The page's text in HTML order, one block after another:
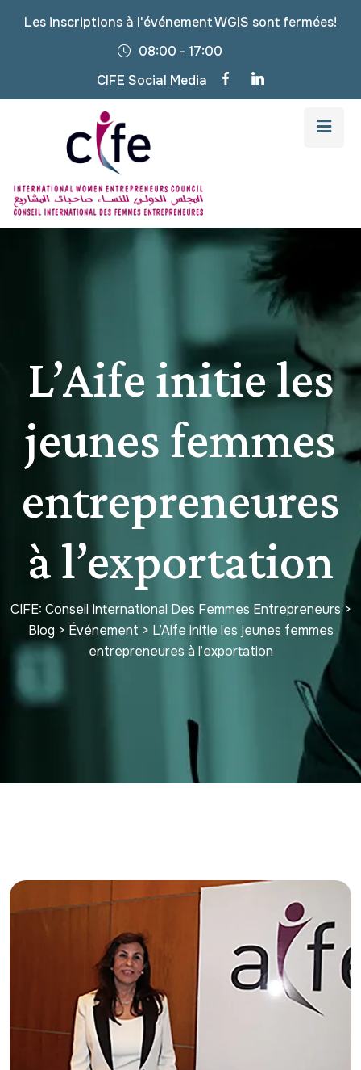
Les inscriptions à l'événement WGIS sont fermées!
08:00 - 17:00
CIFE Social Media
L’Aife initie les
jeunes femmes
entrepreneures
à l’exportation
CIFE: Conseil International Des Femmes Entrepreneurs>
Blog > Événement > L’Aife initie les jeunes femmes
entrepreneures à l’exportation